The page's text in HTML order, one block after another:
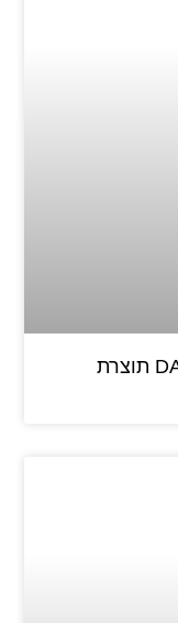
בקר שקילה DAT1400 תוצרת